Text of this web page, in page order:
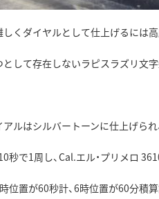
くダイヤルとして仕上げるには
して存在しないラピスラズリ文
ルはシルバートーンに仕上げられ
で1周し、Cal.エル・プリメロ
位置が60秒計、6時位置が60分積